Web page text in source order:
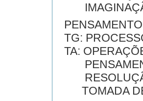
TG:
TA:
TOMADA